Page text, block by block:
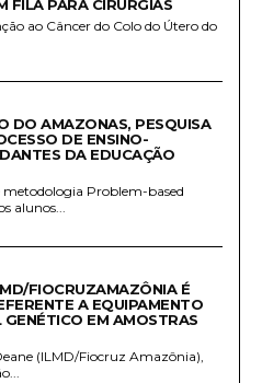
FILA PARA CIRURGIAS
ao Câncer do Colo do Útero do
DO AMAZONAS, PESQUISA
DE ENSINO-
DA EDUCAÇÃO
Problem-based
alunos...
FIOCRUZAMAZÔNIA É
A EQUIPAMENTO
EM AMOSTRAS
(ILMD/Fiocruz Amazônia),